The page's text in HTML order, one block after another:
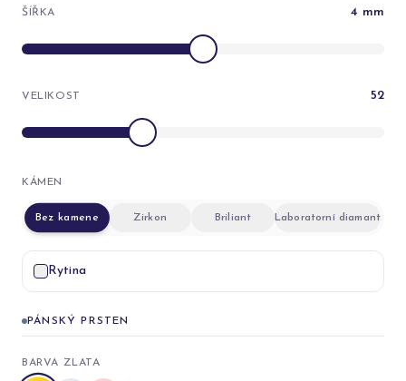
ŠÍŘKA 4 mm
VELIKOST 52
KÁMEN
Bez kamene Zirkon Briliant Laboratorní diamant
Rytina
PÁNSKÝ PRSTEN
BARVA ZLATA